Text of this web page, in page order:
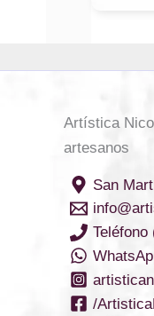
Artística
artesanos
San
Teléfono
/